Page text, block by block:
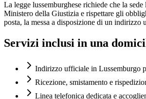
La legge lussemburghese richiede che la
Ministero della Giustizia e rispettare gli
posta, la messa a disposizione di un
Servizi inclusi in una
Indirizzo ufficiale in Lussemburgo
Ricezione, smistamento e
Linea telefonica dedicata e